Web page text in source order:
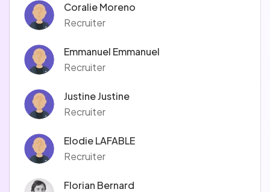
Coralie Moreno
Recruiter
Emmanuel Emmanuel
Recruiter
Justine Justine
Recruiter
Elodie LAFABLE
Recruiter
Florian Bernard